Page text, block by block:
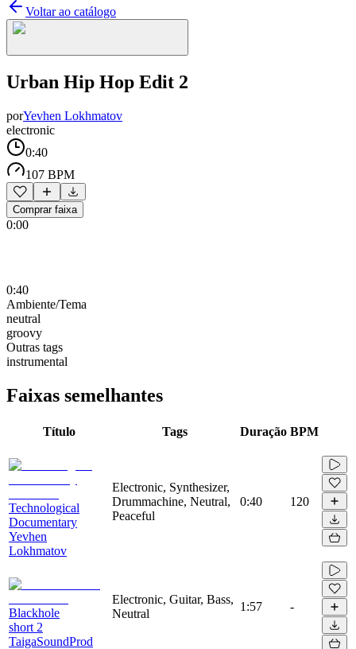
Voltar ao catálogo
Urban Hip Hop Edit 2
porYevhen Lokhmatov
electronic
0:40
107 BPM
Comprar faixa
0:00
0:40
Ambiente/Tema
neutral
groovy
Outras tags
instrumental
Faixas semelhantes
Título Tags Duração BPM
Technological
Documentary
Yevhen
Lokhmatov
Electronic, Synthesizer,
Drummachine, Neutral,
Peaceful
0:40 120
Blackhole
short 2
TaigaSoundProd
Electronic, Guitar, Bass,
Neutral
1:57 -